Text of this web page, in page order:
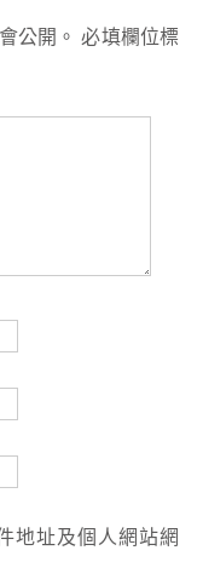
公開。 必填欄位標
地址及個人網站網